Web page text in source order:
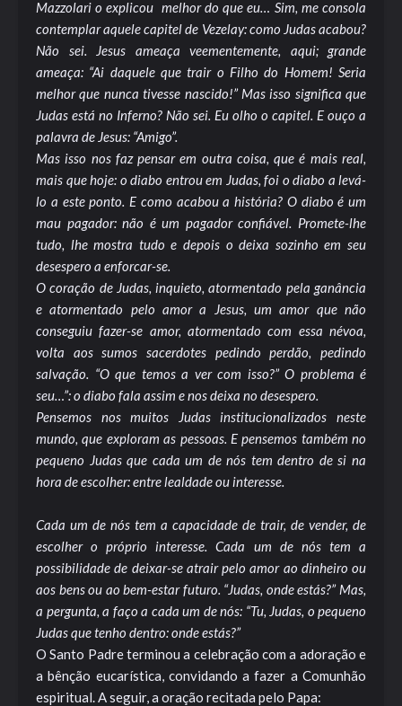
Mazzolari o explicou melhor do que eu… Sim, me consola
contemplar aquele capitel de Vezelay: como Judas acabou?
Não sei. Jesus ameaça veementemente, aqui; grande
ameaça: “Ai daquele que trair o Filho do Homem! Seria
melhor que nunca tivesse nascido!” Mas isso significa que
Judas está no Inferno? Não sei. Eu olho o capitel. E ouço a
palavra de Jesus: “Amigo”.
Mas isso nos faz pensar em outra coisa, que é mais real,
mais que hoje: o diabo entrou em Judas, foi o diabo a levá-
lo a este ponto. E como acabou a história? O diabo é um
mau pagador: não é um pagador confiável. Promete-lhe
tudo, lhe mostra tudo e depois o deixa sozinho em seu
desespero a enforcar-se.
O coração de Judas, inquieto, atormentado pela ganância
e atormentado pelo amor a Jesus, um amor que não
conseguiu fazer-se amor, atormentado com essa névoa,
volta aos sumos sacerdotes pedindo perdão, pedindo
salvação. “O que temos a ver com isso?” O problema é
seu…”: o diabo fala assim e nos deixa no desespero.
Pensemos nos muitos Judas institucionalizados neste
mundo, que exploram as pessoas. E pensemos também no
pequeno Judas que cada um de nós tem dentro de si na
hora de escolher: entre lealdade ou interesse.
Cada um de nós tem a capacidade de trair, de vender, de
escolher o próprio interesse. Cada um de nós tem a
possibilidade de deixar-se atrair pelo amor ao dinheiro ou
aos bens ou ao bem-estar futuro. “Judas, onde estás?” Mas,
a pergunta, a faço a cada um de nós: “Tu, Judas, o pequeno
Judas que tenho dentro: onde estás?”
O Santo Padre terminou a celebração com a adoração e
a bênção eucarística, convidando a fazer a Comunhão
espiritual. A seguir, a oração recitada pelo Papa: